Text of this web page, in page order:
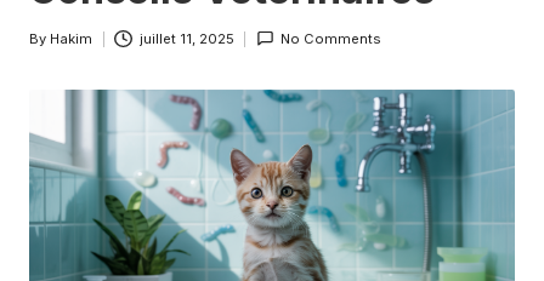
n
C
a
t
s
Posted
By Hakim juillet 11, 2025 No Comments